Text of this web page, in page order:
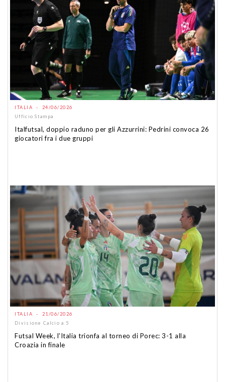
ITALIA - 24/06/2026
Ufficio Stampa
Italfutsal, doppio raduno per gli Azzurrini: Pedrini convoca 26
giocatori fra i due gruppi
ITALIA - 21/06/2026
Divisione Calcio a 5
Futsal Week, l’Italia trionfa al torneo di Porec: 3-1 alla
Croazia in finale